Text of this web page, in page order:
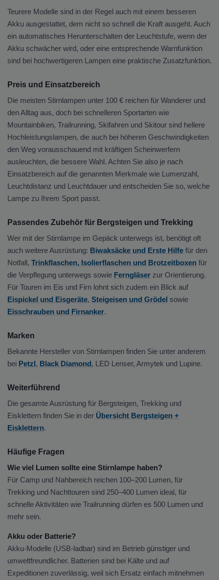
Teurere Modelle sind in der Regel auch mit einem besseren
Akku ausgestattet, dem nicht so schnell die Kraft ausgeht. Auch
ein automatisches Herunterschalten der Leuchtstufe, wenn der
Akku schwächer wird, oder eine entsprechende Warnfunktion
sind bei hochwertigeren Lampen eine praktische Zusatzfunktion.
Preis und Einsatzbereich
Die meisten Stirnlampen unter 100 € reichen für Wanderer und
den Alltag aus, doch bei schnelleren Sportarten wie
Mountainbiken, Trailrunning, Skifahren und Skitour sind hellere
Hochleistungslampen, die auch bei höheren Geschwindigkeiten
den Weg vorausschauend mit kräftigen Scheinwerfern
ausleuchten, die bessere Wahl. Achten Sie also je nach
Einsatzbereich auf die genannten Merkmale wie Lumenzahl,
Leuchtdistanz und Leuchtdauer und entscheiden Sie so, welche
Lampe zu Ihrem Sport passt.
Passendes Zubehör für Bergsteigen und Trekking
Wer mit der Stirnlampe im Gepäck unterwegs ist, benötigt oft
auch weitere Ausrüstung: Biwaksäcke und Erste Hilfe für den
Notfall, Trinkflaschen, Isolierflaschen und Brotzeitboxen für
die Verpflegung unterwegs sowie Ferngläser zur Orientierung.
Für Touren im Eis und Firn lohnt sich zudem ein Blick auf
Eispickel und Eisgeräte, Steigeisen und Grödel sowie
Eisschrauben und Firnanker.
Marken
Bekannte Hersteller von Stirnlampen finden Sie unter anderem
bei Petzl, Black Diamond, LED Lenser, Armytek und Lupine.
Weiterführend
Die gesamte Ausrüstung für Bergsteigen, Trekking und
Eisklettern finden Sie in der Übersicht Bergsteigen +
Eisklettern.
Häufige Fragen
Wie viel Lumen sollte eine Stirnlampe haben?
Für Camp und Nahbereich reichen 100–200 Lumen, für
Trekking und Nachttouren sind 250–400 Lumen ideal, für
schnelle Aktivitäten wie Trailrunning dürfen es 500 Lumen und
mehr sein.
Akku oder Batterie?
Akku-Modelle (USB-ladbar) sind im Betrieb günstiger und
umweltfreundlicher. Batterien sind bei Kälte und auf
Expeditionen zuverlässig, weil sich Ersatz einfach mitnehmen